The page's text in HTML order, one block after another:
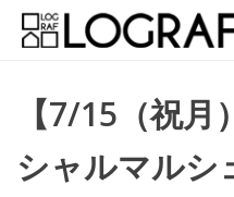
【7/15（祝
シャルマルシ